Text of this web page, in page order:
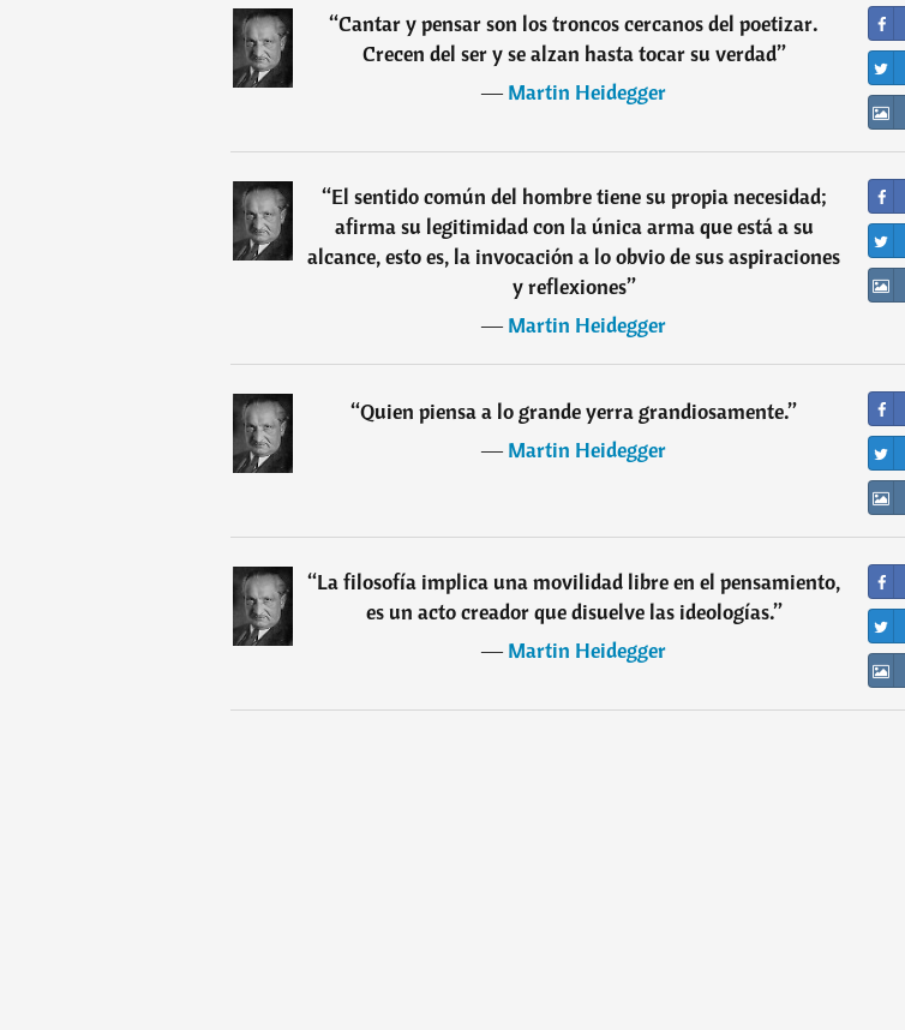
“Cantar y pensar son los troncos cercanos del poetizar.
Crecen del ser y se alzan hasta tocar su verdad”
―Martin Heidegger
“El sentido común del hombre tiene su propia necesidad;
afirma su legitimidad con la única arma que está a su
alcance, esto es, la invocación a lo obvio de sus aspiraciones
y reflexiones”
―Martin Heidegger
“Quien piensa a lo grande yerra grandiosamente.”
―Martin Heidegger
“La filosofía implica una movilidad libre en el pensamiento,
es un acto creador que disuelve las ideologías.”
―Martin Heidegger